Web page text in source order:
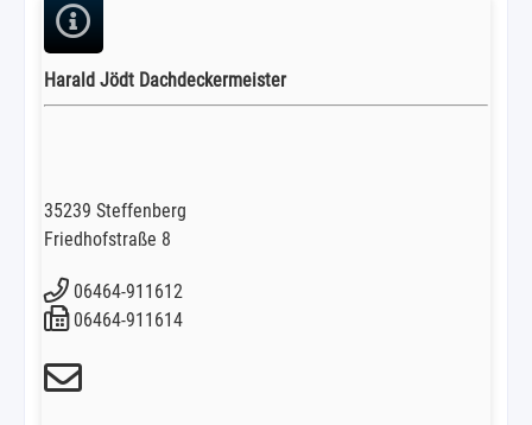
Harald Jödt Dachdeckermeister
35239 Steffenberg
Friedhofstraße 8
06464-911612
06464-911614